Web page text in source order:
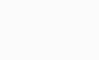
give_the_speed_boost_back/